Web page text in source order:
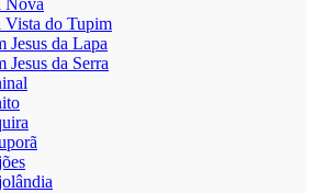
Nova
Vista do Tupim
Jesus da Lapa
Jesus da Serra